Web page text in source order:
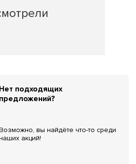
Нет подходящих
предложений?
вы найдёте что-то среди
акций!